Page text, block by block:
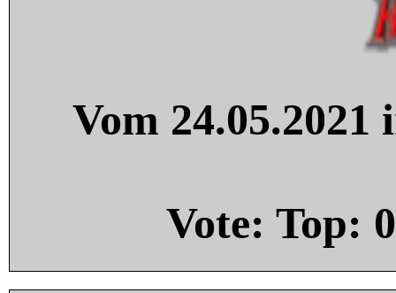
Vom
Vote: Top: 0